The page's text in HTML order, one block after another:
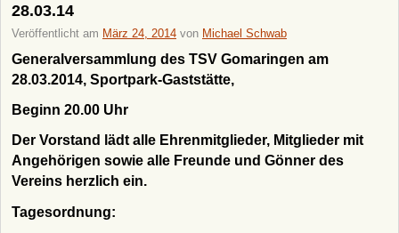
28.03.14
Veröffentlicht am März 24, 2014 von Michael Schwab
Generalversammlung des TSV Gomaringen am
28.03.2014, Sportpark-Gaststätte,
Beginn 20.00 Uhr
Der Vorstand lädt alle Ehrenmitglieder, Mitglieder mit
Angehörigen sowie alle Freunde und Gönner des
Vereins herzlich ein.
Tagesordnung: